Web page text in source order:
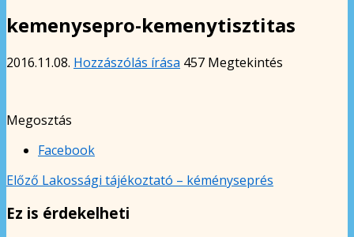
kemenysepro-kemenytisztitas
2016.11.08. Hozzászólás írása 457 Megtekintés
Megosztás
Facebook
Előző Lakossági tájékoztató – kéményseprés
Ez is érdekelheti